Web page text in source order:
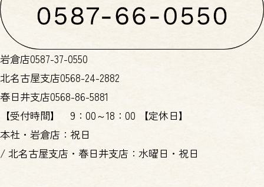
岩倉店0587-37-0550
北名古屋支店0568-24-2882
春日井支店0568-86-5881
【受付時間】
9：00～18：00
【定休日】
本社・岩倉店：祝日
/ 北名古屋支店・春日井支店：水曜日・祝日